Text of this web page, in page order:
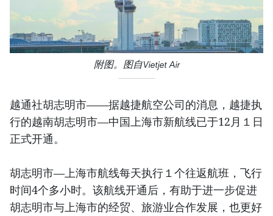
附图。图自Vietjet Air
越通社胡志明市——据越捷航空公司的消息，越捷执
行的越南胡志明市—中国上海市新航线已于12月１日
正式开通。
胡志明市—上海市航线每天执行１个往返航班，飞行
时间4个多小时。该航线开通后，有助于进一步促进
胡志明市与上海市的经贸、旅游业合作发展，也更好